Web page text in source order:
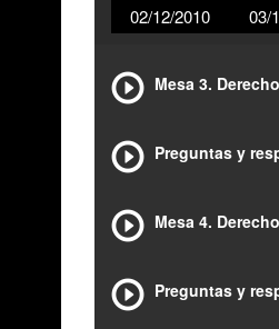
02/12/2010 03/
Mesa 3.
Preguntas y
Mesa 4.
Preguntas y